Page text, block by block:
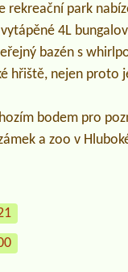
rekreační park
4L
bazén s
hřiště, nejen proto
bodem pro
a zoo v